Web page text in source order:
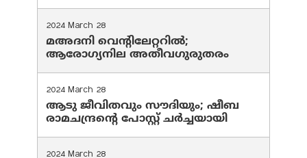
2024 March 28
മഅദനി വെന്റിലേറ്ററിൽ;
ആരോഗ്യനില അതീവഗുരുതരം
2024 March 28
ആടു ജീവിതവും സൗദിയും; ഷീബ
രാമചന്ദ്രന്റെ പോസ്റ്റ് ചര്‍ച്ചയായി
2024 March 28